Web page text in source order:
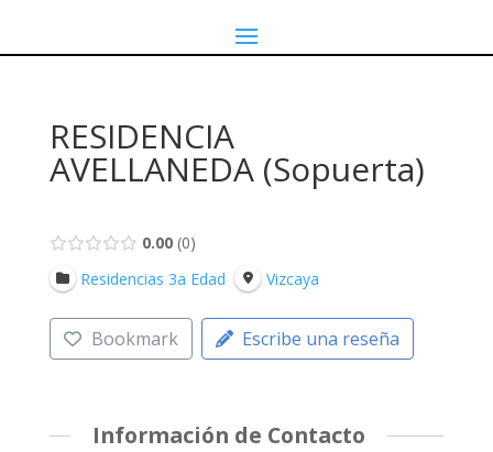
RESIDENCIA
AVELLANEDA (Sopuerta)
0.00 0
Residencias 3a Edad
Vizcaya
Bookmark Escribe una reseña
Información de Contacto